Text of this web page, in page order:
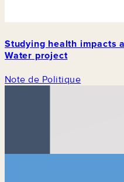
Studying health impacts
Water project
Note de Politique